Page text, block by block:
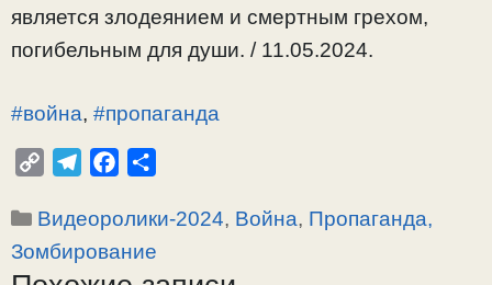
является злодеянием и смертным грехом,
погибельным для души. / 11.05.2024.
#война, #пропаганда
p
y
L
l
e
g
c
e
b
п
а
Рубрики
Видеоролики-2024, Война, Пропаганда,
Зомбирование